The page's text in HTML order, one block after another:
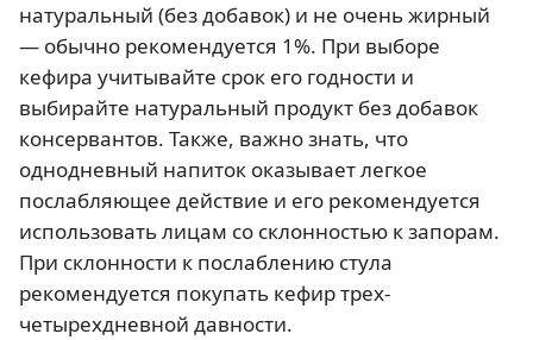
натуральный (без добавок) и не очень жирный
— обычно рекомендуется 1%. При выборе
кефира учитывайте срок его годности и
выбирайте натуральный продукт без добавок
консервантов. Также, важно знать, что
однодневный напиток оказывает легкое
послабляющее действие и его рекомендуется
использовать лицам со склонностью к запорам.
При склонности к послаблению стула
рекомендуется покупать кефир трех-
четырехдневной давности.